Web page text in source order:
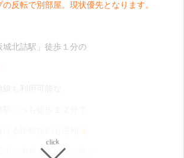
反転で別部屋。現状優先となります。
城北詰駅」徒歩１分の
川の中州みたいな位置で